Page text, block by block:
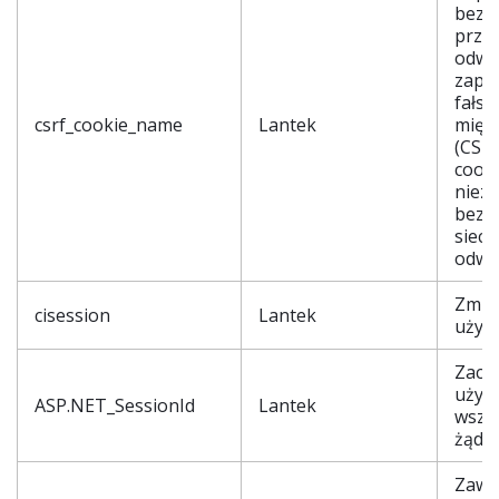
csrf_cookie_name Lantek
sieci i
cisession Lantek
ASP.NET_SessionId Lantek